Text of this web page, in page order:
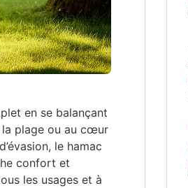
en se balançant
la plage ou au cœur
le hamac
confort et
les usages et à